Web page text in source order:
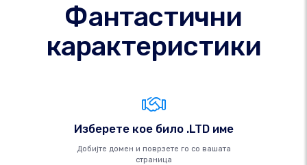
Фантастични
карактеристики
Изберете кое било .LTD име
Добијте домен и поврзете го со вашата
страница